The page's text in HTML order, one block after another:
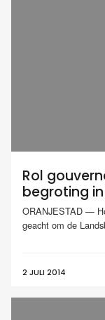
Rol
begroting
ORANJESTAD —
geacht om de
2 JULI 2014